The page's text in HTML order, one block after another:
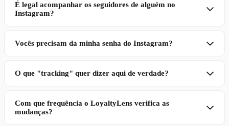
É legal acompanhar os seguidores de alguém no
Instagram?
Vocês precisam da minha senha do Instagram?
O que "tracking" quer dizer aqui de verdade?
Com que frequência o LoyaltyLens verifica as
mudanças?